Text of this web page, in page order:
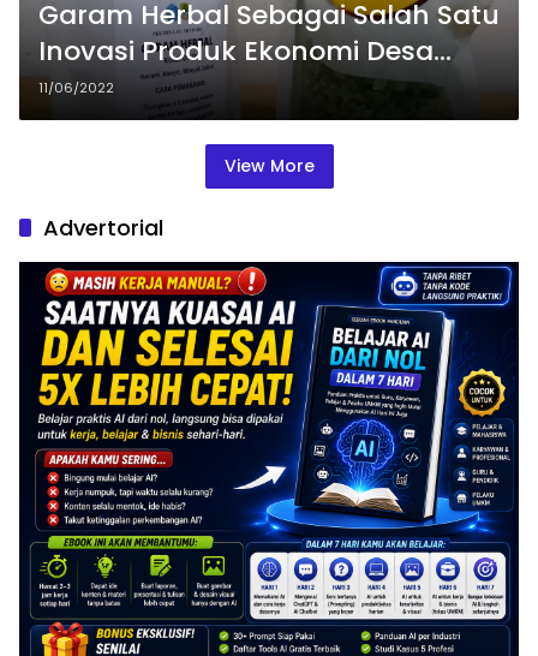
Garam Herbal Sebagai Salah Satu
Inovasi Produk Ekonomi Desa
Muarabaru
11/06/2022
View More
Advertorial